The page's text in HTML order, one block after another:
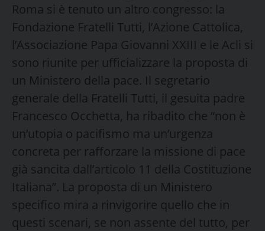
Roma si è tenuto un altro congresso: la
Fondazione Fratelli Tutti, l’Azione Cattolica,
l’Associazione Papa Giovanni XXIII e le Acli si
sono riunite per ufficializzare la proposta di
un Ministero della pace. Il segretario
generale della Fratelli Tutti, il gesuita padre
Francesco Occhetta, ha ribadito che “non è
un’utopia o pacifismo ma un’urgenza
concreta per rafforzare la missione di pace
già sancita dall’articolo 11 della Costituzione
Italiana”. La proposta di un Ministero
specifico mira a rinvigorire quello che in
questi scenari, se non assente del tutto, per